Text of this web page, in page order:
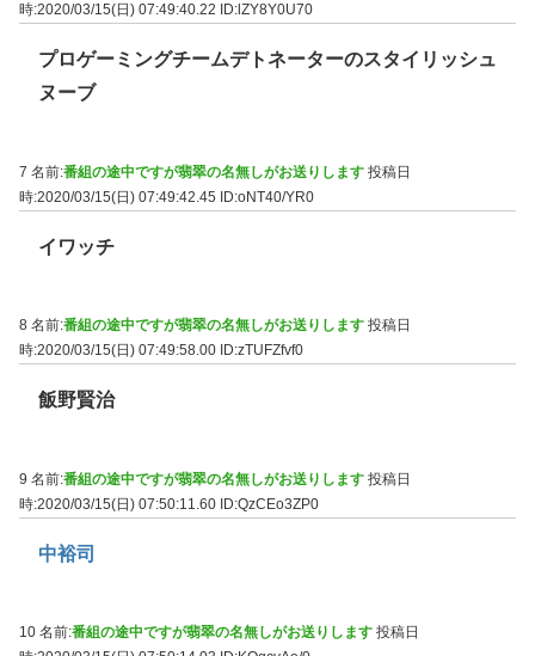
時:2020/03/15(日) 07:49:40.22 ID:lZY8Y0U70
プロゲーミングチームデトネーターのスタイリッシュ
ヌーブ
7 名前:番組の途中ですが翡翠の名無しがお送りします 投稿日
時:2020/03/15(日) 07:49:42.45 ID:oNT40/YR0
イワッチ
8 名前:番組の途中ですが翡翠の名無しがお送りします 投稿日
時:2020/03/15(日) 07:49:58.00 ID:zTUFZfvf0
飯野賢治
9 名前:番組の途中ですが翡翠の名無しがお送りします 投稿日
時:2020/03/15(日) 07:50:11.60 ID:QzCEo3ZP0
中裕司
10 名前:番組の途中ですが翡翠の名無しがお送りします 投稿日